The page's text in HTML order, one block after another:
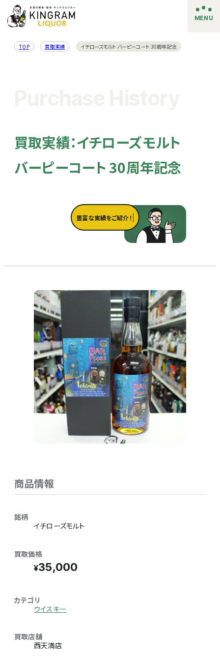
MENU
TOP 買取実績 イチローズモルト バーピーコート 30周年記念
買取実績：イチローズモルト
バーピーコート 30周年記念
豊富な実績をご紹介！
商品情報
銘柄
イチローズモルト
買取価格
35,000
カテゴリ
ウイスキー
買取店舗
西天満店